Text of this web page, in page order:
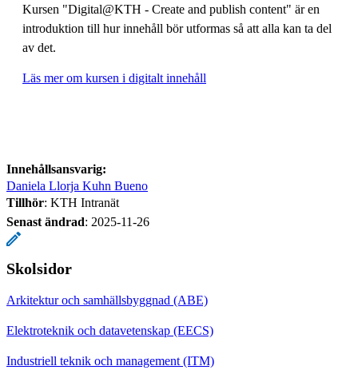
Kursen "Digital@KTH - Create and publish content" är en
introduktion till hur innehåll bör utformas så att alla kan ta del
av det.
Läs mer om kursen i digitalt innehåll
Innehållsansvarig:
Daniela Llorja Kuhn Bueno
Tillhör: KTH Intranät
Senast ändrad: 2025-11-26
Skolsidor
Arkitektur och samhällsbyggnad (ABE)
Elektroteknik och datavetenskap (EECS)
Industriell teknik och management (ITM)